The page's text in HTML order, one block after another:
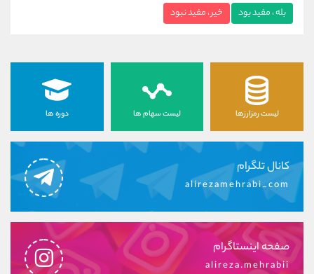
بله ، مفید بود خیر ، مفید نبود
لیست رمزارزها لیست سهام ها دوره ها
کانال تلگرام
alirezamehrabi_com
صفحه اینستاگرام
alireza.mehrabii